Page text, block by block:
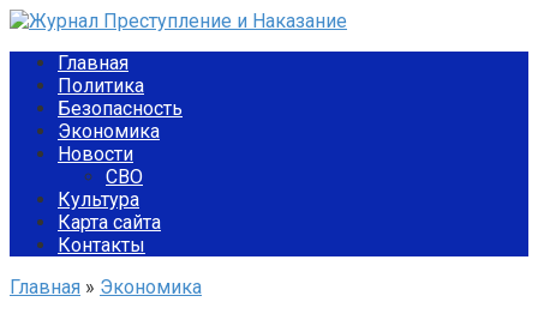
Перейти
контентуГлавная
Политика
Безопасность
Экономика
Новости
СВО
Культура
Карта сайта
Контакты
Главная » Экономика